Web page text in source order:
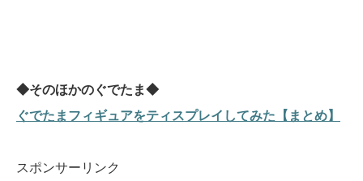
◆そのほかのぐでたま◆
ぐでたまフィギュアをティスプレイしてみた【まとめ】
スポンサーリンク